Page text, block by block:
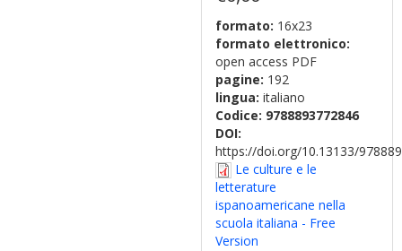
formato: 16x23
formato elettronico:
open access PDF
pagine: 192
lingua: italiano
Codice: 9788893772846
DOI:
https://doi.org/10.13133/
Le culture e le
letterature
ispanoamericane nella
scuola italiana - Free
Version